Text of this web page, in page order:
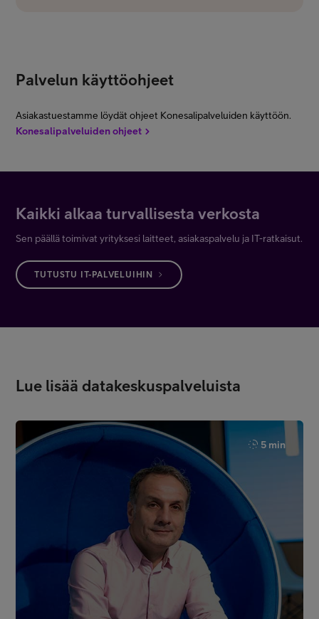
Palvelun käyttöohjeet
Asiakastuestamme löydät ohjeet Konesalipalveluiden käyttöön.
Konesalipalveluiden ohjeet
Kaikki alkaa turvallisesta verkosta
Sen päällä toimivat yrityksesi laitteet, asiakaspalvelu ja IT-ratkaisut.
TUTUSTU IT-PALVELUIHIN
Lue lisää datakeskuspalveluista
5 min